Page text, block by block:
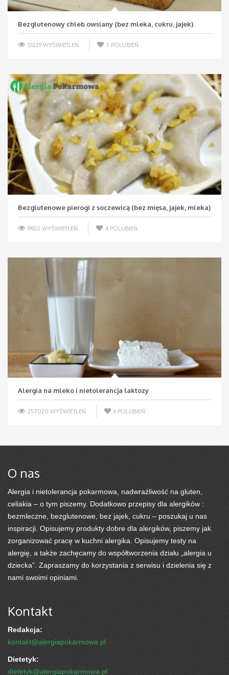
Bezglutenowy chleb owsiany (bez mleka, cukru, jajek)
51229 WYŚWIETLEŃ 7 POLUBIEŃ
Bezglutenowe pierogi z soczewicą (bez mięsa, jajek, mleka)
19922 WYŚWIETLEŃ 4 POLUBIEŃ
Alergia na mleko i nietolerancja laktozy
257020 WYŚWIETLEŃ 6 POLUBIEŃ
O nas
Alergia i nietolerancja pokarmowa, nadwrażliwość na gluten,
celiakia – o tym piszemy. Dodatkowo przepisy dla alergików :
bezmleczne, bezglutenowe, bez jajek, cukru – poszukaj u nas
inspiracji. Opisujemy produkty dobre dla alergików, piszemy jak
zorganizować pracę w kuchni alergika. Opisujemy testy na
alergię, a także zachęcamy do współtworzenia działu „alergia u
dziecka”. Zapraszamy do korzystania z serwisu i dzielenia się z
nami swoimi opiniami.
Kontakt
Redakcja:
kontakt@alergiapokarmowa.pl
Dietetyk:
dietetyk@alergiapokarmowa.pl